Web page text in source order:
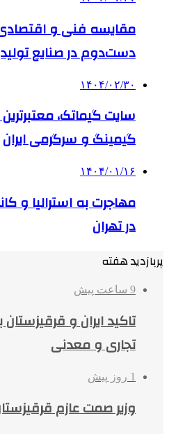
مقایسه فنی و
دست‌دوم در صنایع
۱۴۰۴/۰۲/۳۰
سایت گیماتک،
گیمینگ و سرگرمی ایران
۱۴۰۴/۰۱/۱۶
مهاجرت به استرالیا و
در تهران
پربازدید هفته
9 ساعت پیش
تاکید ایران و
تجاری و معدنی
1 روز پیش
وزیر صمت عازم